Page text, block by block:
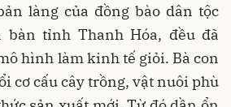
làng của đồng bào dân tộc
tỉnh Thanh Hóa, đều đã
hình làm kinh tế giỏi. Bà con
cơ cấu cây trồng, vật nuôi phù